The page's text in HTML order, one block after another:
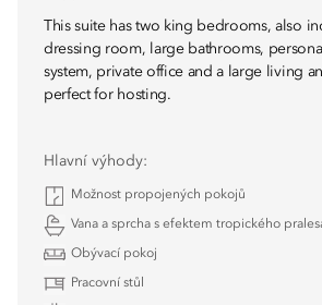
This suite has two king bedrooms, also
dressing room, large bathrooms,
system, private office and a large living
perfect for hosting.
Hlavní výhody:
Možnost propojených pokojů
Vana a sprcha s efektem tropického
Obývací pokoj
Pracovní stůl